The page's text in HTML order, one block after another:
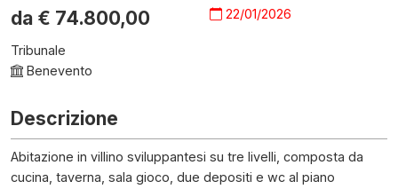
da € 74.800,00
22/01/2026
Tribunale
Benevento
Descrizione
Abitazione in villino sviluppantesi su tre livelli, composta da
cucina, taverna, sala gioco, due depositi e wc al piano